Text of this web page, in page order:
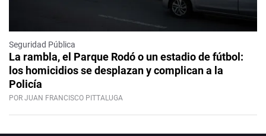
Seguridad Pública
La rambla, el Parque Rodó o un estadio de fútbol:
los homicidios se desplazan y complican a la
Policía
POR JUAN FRANCISCO PITTALUGA